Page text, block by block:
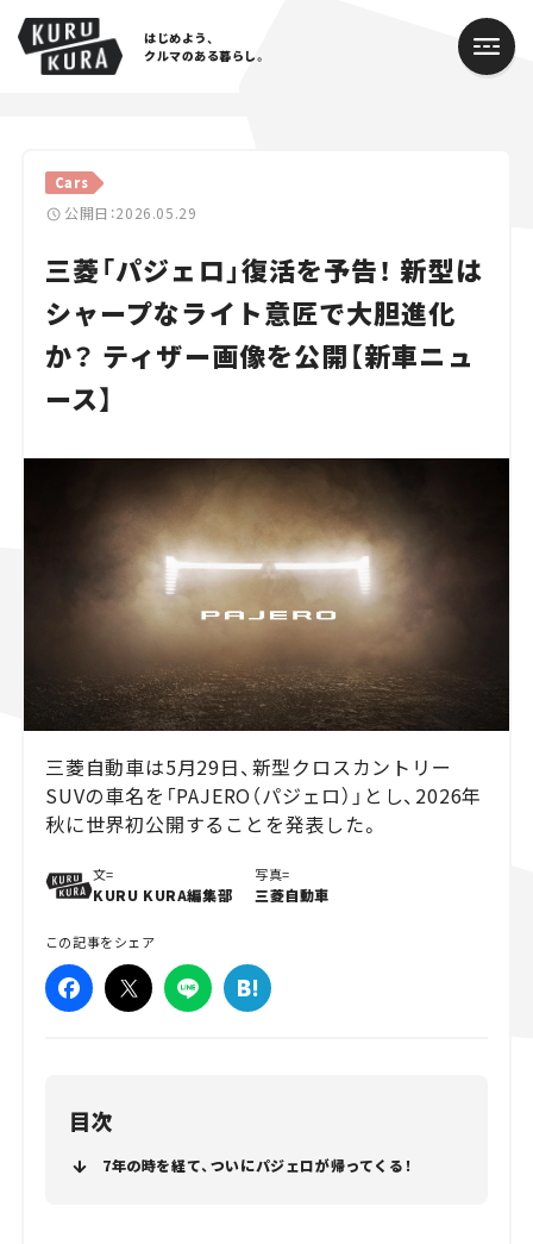
はじめよう、
クルマのある暮らし。
Cars
公開日：2026.05.29
三菱「パジェロ」復活を予告！ 新型は
シャープなライト意匠で大胆進化
か？ ティザー画像を公開【新車ニュ
ース】
三菱自動車は5月29日、新型クロスカントリー
SUVの車名を「PAJERO（パジェロ）」とし、2026年
秋に世界初公開することを発表した。
文=
KURU KURA編集部
写真=
三菱自動車
この記事をシェア
目次
7年の時を経て、ついにパジェロが帰ってくる！
Cars
Lifestyle
Traffic
Special
Campaign
人気のハッシュタグ
スズキ ジムニー｜Suzuki Jimny
スズキ｜Suzuki
マツダ｜Mazda
マツダ ロードスター｜Mazda Roadster